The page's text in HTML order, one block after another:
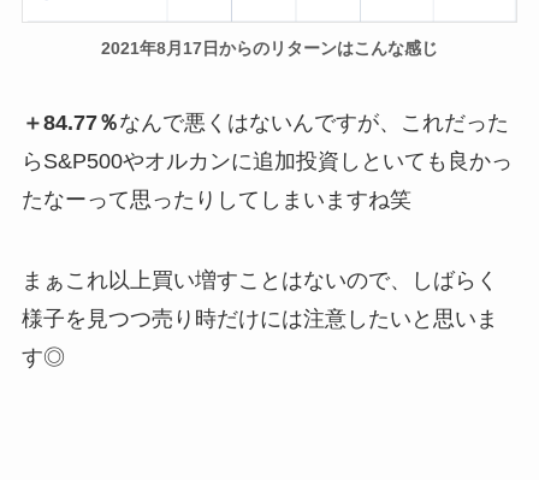
2021年8月17日からのリターンはこんな感じ
＋84.77％なんで悪くはないんですが、これだった
らS&P500やオルカンに追加投資しといても良かっ
たなーって思ったりしてしまいますね笑
まぁこれ以上買い増すことはないので、しばらく
様子を見つつ売り時だけには注意したいと思いま
す◎